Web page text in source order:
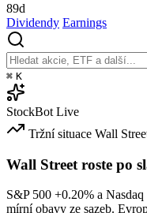
89d
Dividendy Earnings
⌘ K
StockBot Live
Tržní situace Wall
Wall Street roste po
S&P 500 +0.20% a Nasdaq
mírní obavy ze sazeb.